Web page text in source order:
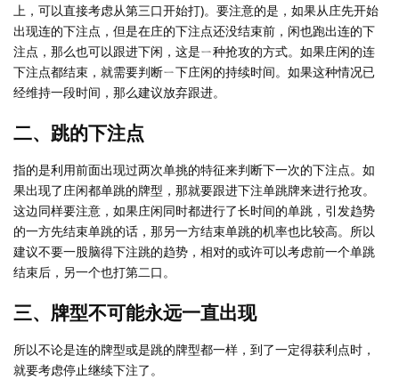
上，可以直接考虑从第三口开始打)。要注意的是，如果从庄先开始
出现连的下注点，但是在庄的下注点还没结束前，闲也跑出连的下
注点，那么也可以跟进下闲，这是ㄧ种抢攻的方式。如果庄闲的连
下注点都结束，就需要判断ㄧ下庄闲的持续时间。如果这种情况已
经维持一段时间，那么建议放弃跟进。
二、跳的下注点
指的是利用前面出现过两次单挑的特征来判断下一次的下注点。如
果出现了庄闲都单跳的牌型，那就要跟进下注单跳牌来进行抢攻。
这边同样要注意，如果庄闲同时都进行了长时间的单跳，引发趋势
的一方先结束单跳的话，那另一方结束单跳的机率也比较高。所以
建议不要一股脑得下注跳的趋势，相对的或许可以考虑前一个单跳
结束后，另一个也打第二口。
三、牌型不可能永远一直出现
所以不论是连的牌型或是跳的牌型都一样，到了一定得获利点时，
就要考虑停止继续下注了。